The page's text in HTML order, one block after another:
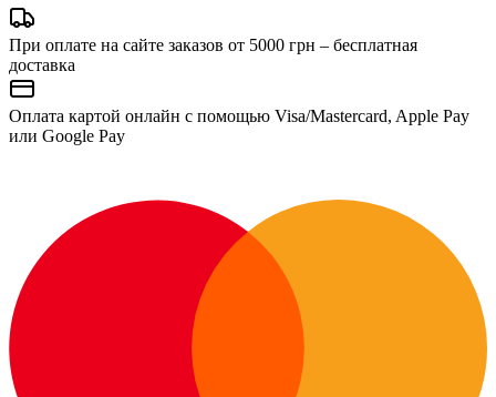
При оплате на сайте заказов от 5000 грн – бесплатная
доставка
Оплата картой онлайн с помощью Visa/Mastercard, Apple Pay
или Google Pay